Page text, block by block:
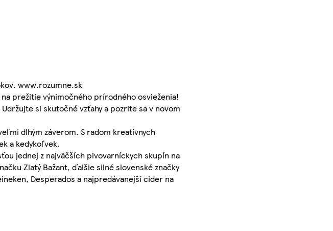
www.rozumne.sk
prežitie výnimočného prírodného osvieženia!
si skutočné vzťahy a pozrite sa v novom
dlhým záverom. S radom kreatívnych
a kedykoľvek.
jednej z najväčších pivovarníckych skupín na
Zlatý Bažant, ďalšie silné slovenské značky
Desperados a najpredávanejší cider na